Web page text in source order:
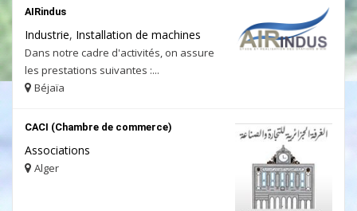
AIRindus
Industrie, Installation de machines
Dans notre cadre d'activités, on assure
les prestations suivantes :...
Béjaïa
CACI (Chambre de commerce)
Associations
Alger